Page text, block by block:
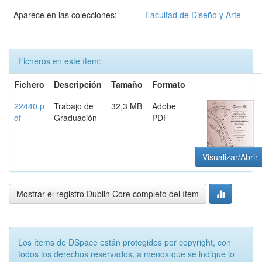
Aparece en las colecciones: Facultad de Diseño y Arte
Ficheros en este ítem:
Fichero
Descripción Tamaño
Formato
22440.p
df
Trabajo de
Graduación
32,3 MB
Adobe
PDF
Visualizar/Abrir
Mostrar el registro Dublin Core completo del ítem
Los ítems de DSpace están protegidos por copyright, con
todos los derechos reservados, a menos que se indique lo